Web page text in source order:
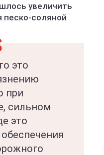
увеличить
соляной
это
при
сильном
это